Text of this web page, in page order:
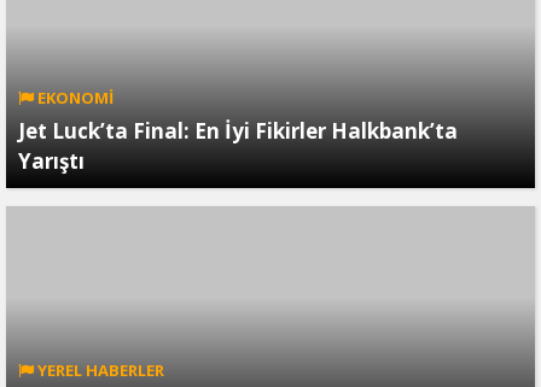
EKONOMİ
Jet Luck’ta Final: En İyi Fikirler Halkbank’ta
Yarıştı
YEREL HABERLER